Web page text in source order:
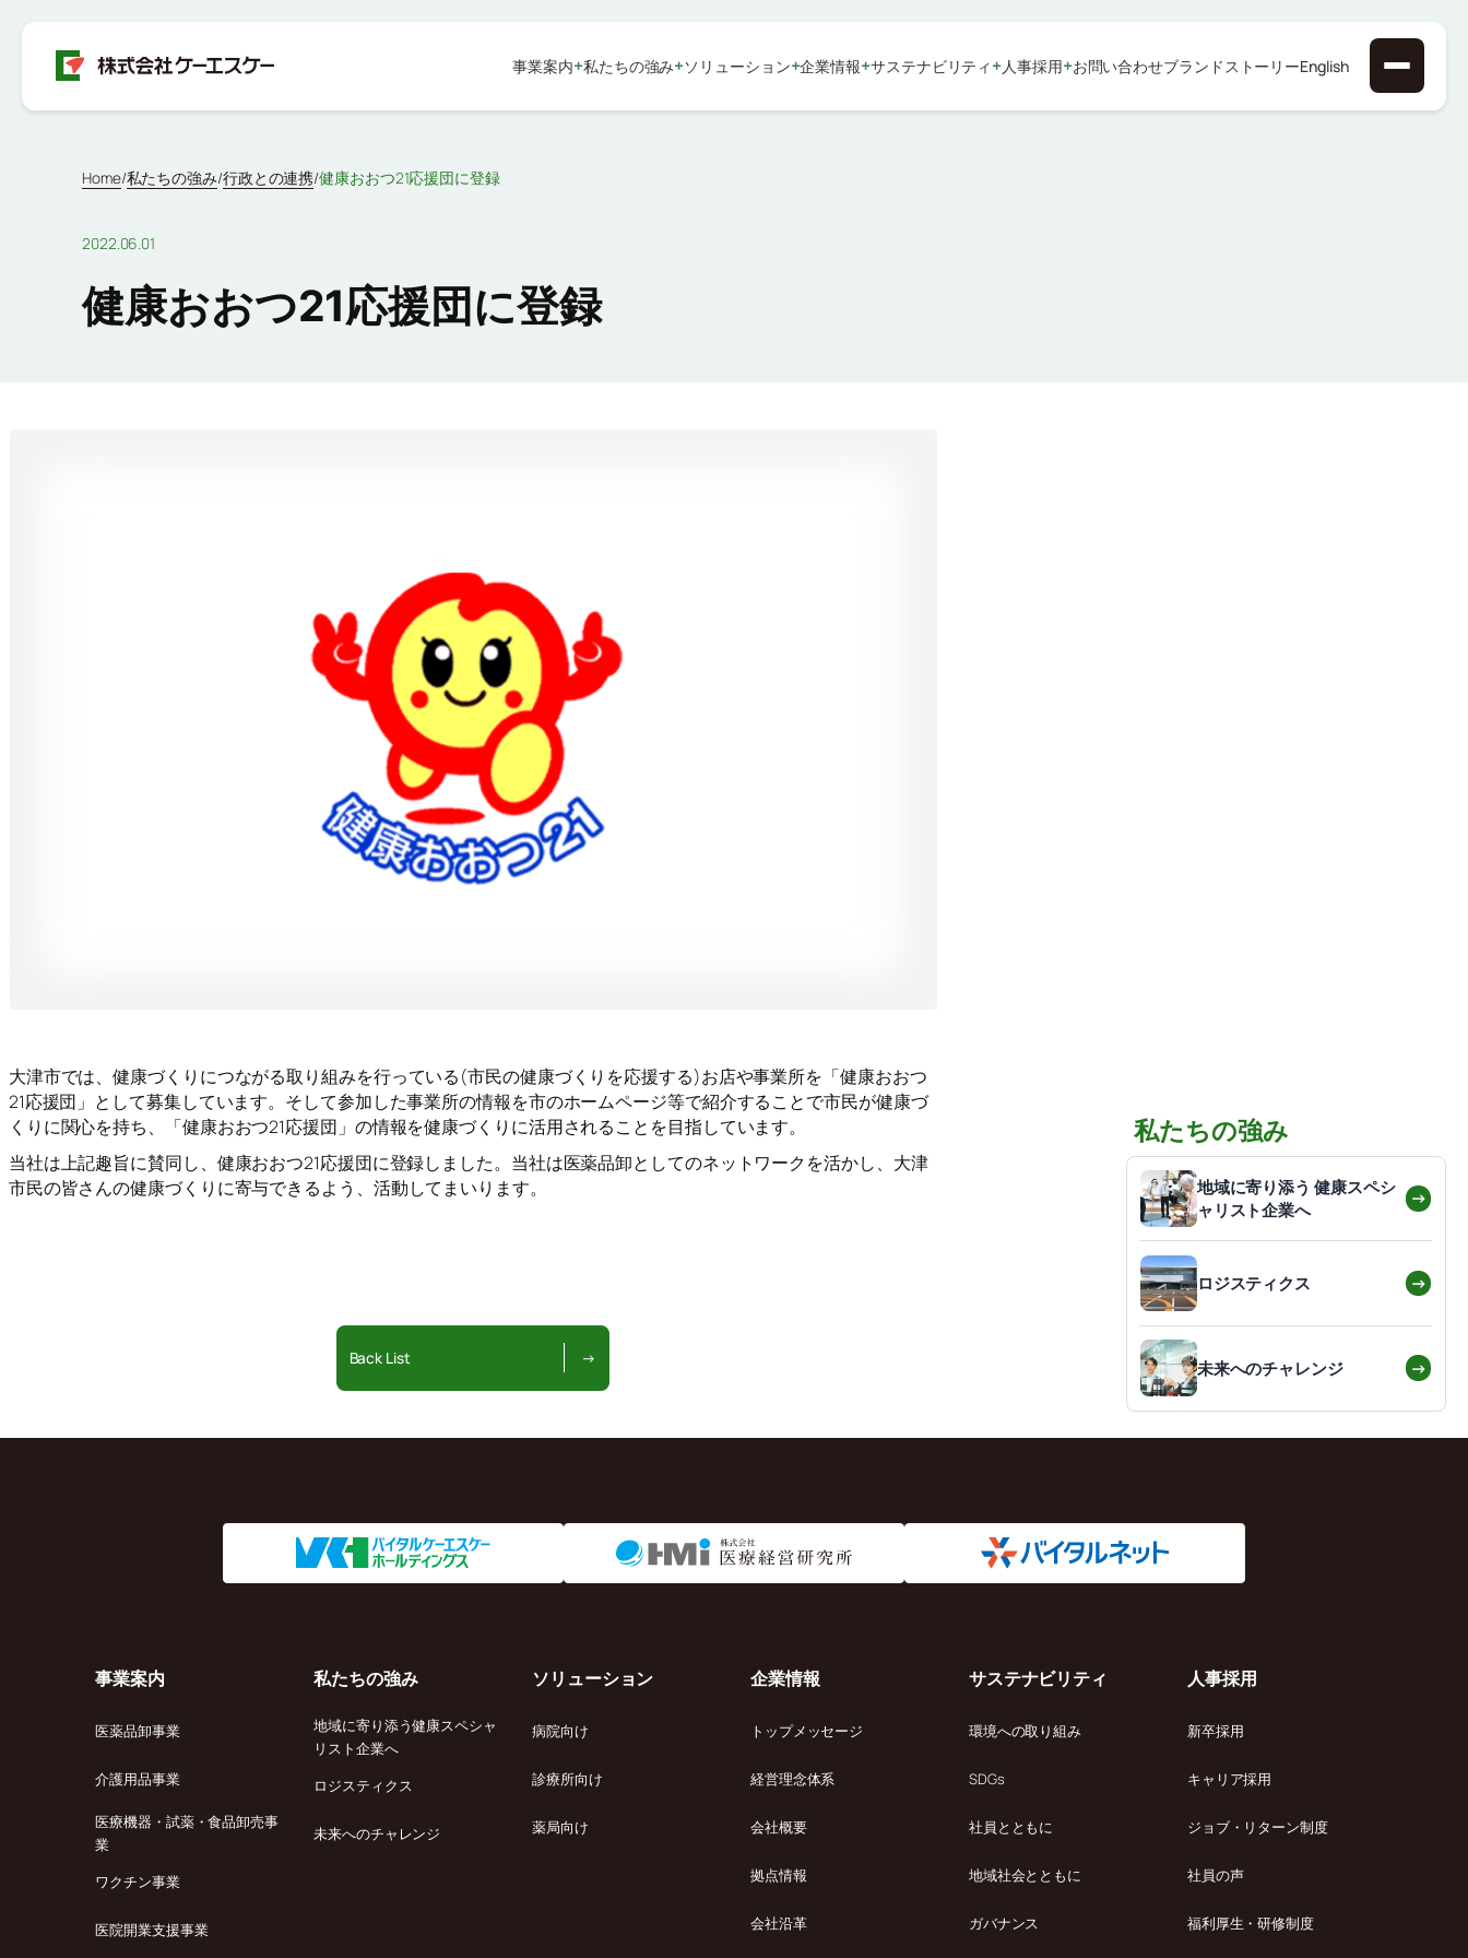
事業案内+私たちの強み+ソリューション+企業情報+サステナビリティ +人事採用+お問い合わせブランドストーリーEnglish
Home/私たちの強み/行政との連携/健康おおつ21応援団に登録
2022.06.01
健康おおつ21応援団に登録
私たちの強み
地域に寄り添う 健康スペシ
ャリスト企業へ
→
ロジスティクス →
未来へのチャレンジ →
大津市では、健康づくりにつながる取り組みを行っている(市民の健康づくりを応援する)お店や事業所を「健康おおつ
21応援団」として募集しています。そして参加した事業所の情報を市のホームページ等で紹介することで市民が健康づ
くりに関心を持ち、「健康おおつ21応援団」の情報を健康づくりに活用されることを目指しています。
当社は上記趣旨に賛同し、健康おおつ21応援団に登録しました。当社は医薬品卸としてのネットワークを活かし、大津
市民の皆さんの健康づくりに寄与できるよう、活動してまいります。
Back List →
事業案内
医薬品卸事業
介護用品事業
医療機器・試薬・食品卸売事
業
ワクチン事業
医院開業支援事業
私たちの強み
地域に寄り添う健康スペシャ
リスト企業へ
ロジスティクス
未来へのチャレンジ
ソリューション
病院向け
診療所向け
薬局向け
企業情報
トップメッセージ
経営理念体系
会社概要
拠点情報
会社沿革
サステナビリティ
環境への取り組み
SDGs
社員とともに
地域社会とともに
ガバナンス
人事採用
新卒採用
キャリア採用
ジョブ・リターン制度
社員の声
福利厚生・研修制度